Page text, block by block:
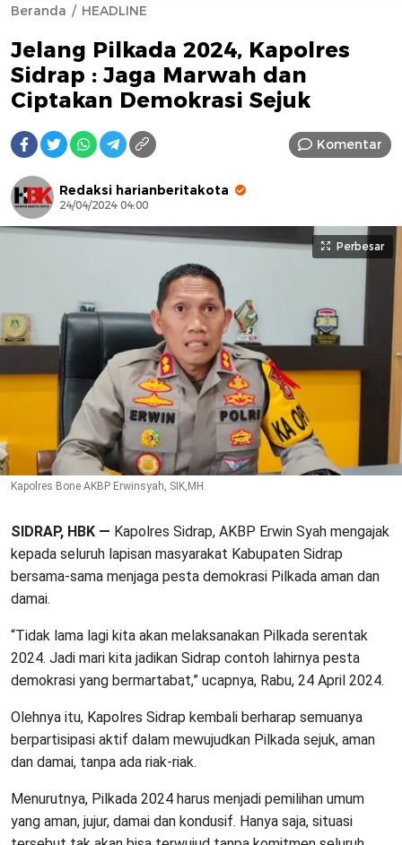
Beranda HEADLINE
Jelang Pilkada 2024, Kapolres
Sidrap : Jaga Marwah dan
Ciptakan Demokrasi Sejuk
Komentar
Redaksi harianberitakota
24/04/2024 04:00
Perbesar
Kapolres Bone AKBP Erwinsyah, SIK,MH.
SIDRAP, HBK — Kapolres Sidrap, AKBP Erwin Syah mengajak
kepada seluruh lapisan masyarakat Kabupaten Sidrap
bersama-sama menjaga pesta demokrasi Pilkada aman dan
damai.
“Tidak lama lagi kita akan melaksanakan Pilkada serentak
2024. Jadi mari kita jadikan Sidrap contoh lahirnya pesta
demokrasi yang bermartabat,” ucapnya, Rabu, 24 April 2024.
Olehnya itu, Kapolres Sidrap kembali berharap semuanya
berpartisipasi aktif dalam mewujudkan Pilkada sejuk, aman
dan damai, tanpa ada riak-riak.
Menurutnya, Pilkada 2024 harus menjadi pemilihan umum
yang aman, jujur, damai dan kondusif. Hanya saja, situasi